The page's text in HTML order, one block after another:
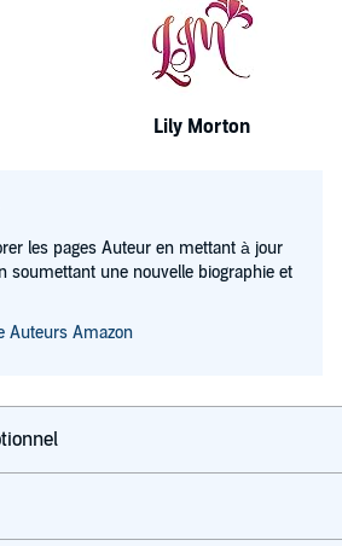
Lily Morton
les pages Auteur en mettant à jour
soumettant une nouvelle biographie et
Auteurs Amazon